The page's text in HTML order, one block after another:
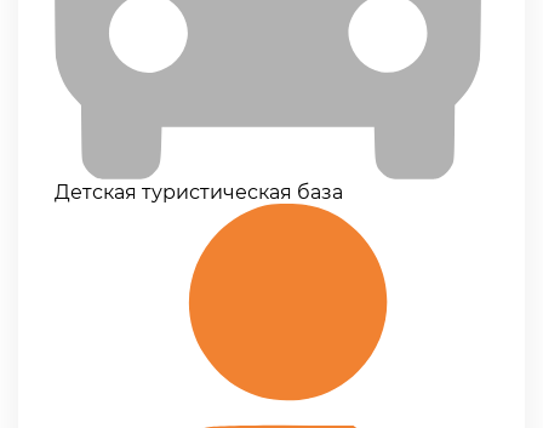
Детская туристическая база